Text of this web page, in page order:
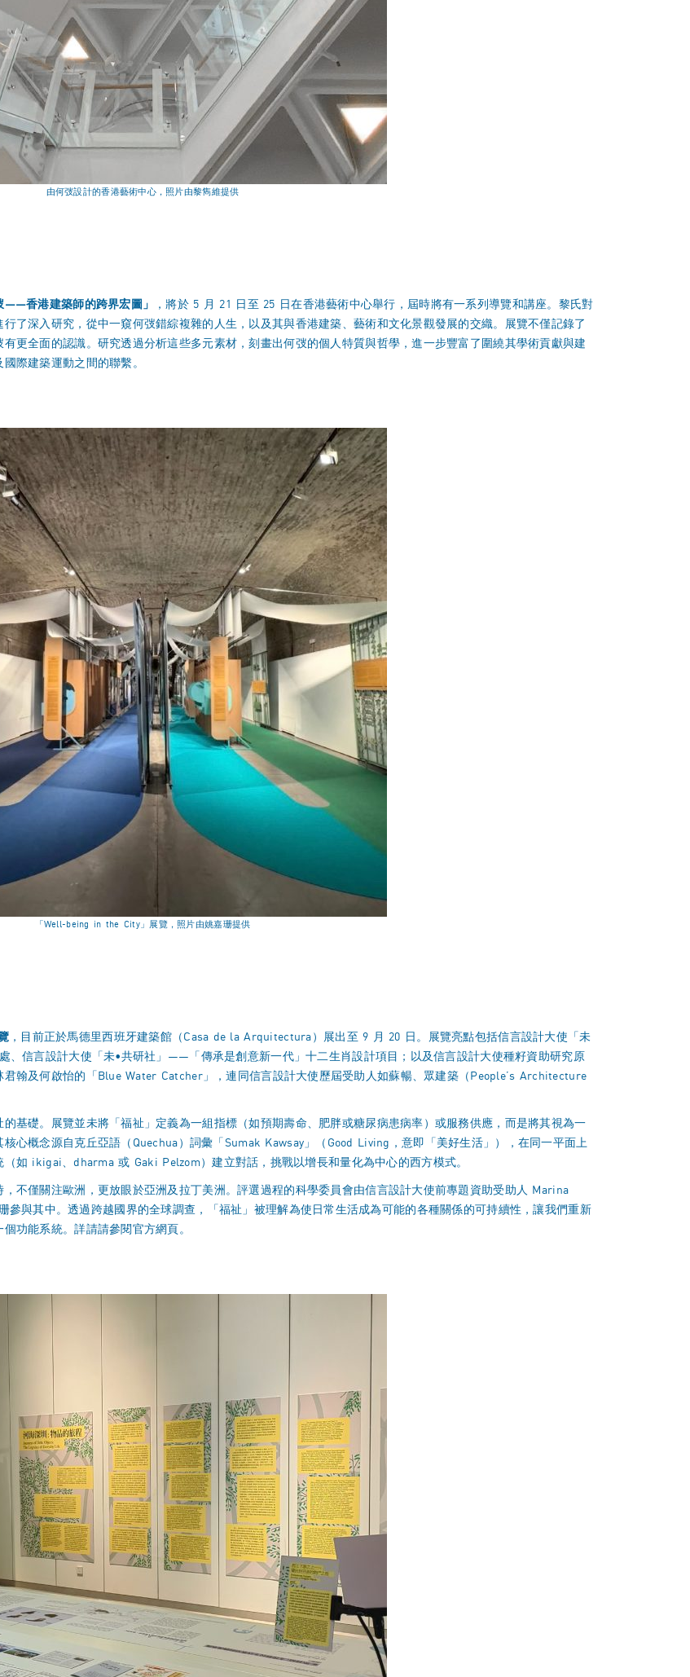
由何弢設計的香港藝術中心，照片由黎雋維提供
——香港建築師的跨界宏圖」
，將於 5 月 21 日至 25 日在香港藝術中心舉行，屆時將有一系列導覽和講座。黎氏對
了深入研究，從中一窺何弢錯綜複雜的人生，以及其與香港建築、藝術和文化景觀發展的交織。展覽不僅記錄了
更全面的認識。研究透過分析這些多元素材，刻畫出何弢的個人特質與哲學，進一步豐富了圍繞其學術貢獻與建
際建築運動之間的聯繫。
「Well-being in the City」展覽，照片由姚嘉珊提供
，目前正於馬德里西班牙建築館（Casa de la Arquitectura）展出至 9 月 20 日。展覽亮點包括信言設計大使「未
、信言設計大使「未•共研社」——「傳承是創意新一代」十二生肖設計項目；以及信言設計大使種籽資助研究原
翰及何啟怡的「Blue Water Catcher」，連同信言設計大使歷屆受助人如蘇暢、眾建築（People’s Architecture
基礎。展覽並未將「福祉」定義為一組指標（如預期壽命、肥胖或糖尿病患病率）或服務供應，而是將其視為一
心概念源自克丘亞語（Quechua）詞彙「Sumak Kawsay」（Good Living，意即「美好生活」），在同一平面上
如 ikigai、dharma 或 Gaki Pelzom）建立對話，挑戰以增長和量化為中心的西方模式。
不僅關注歐洲，更放眼於亞洲及拉丁美洲。評選過程的科學委員會由信言設計大使前專題資助受助人 Marina
與其中。透過跨越國界的全球調查，「福祉」被理解為使日常生活成為可能的各種關係的可持續性，讓我們重新
功能系統。詳請請參閱 官方網頁 。